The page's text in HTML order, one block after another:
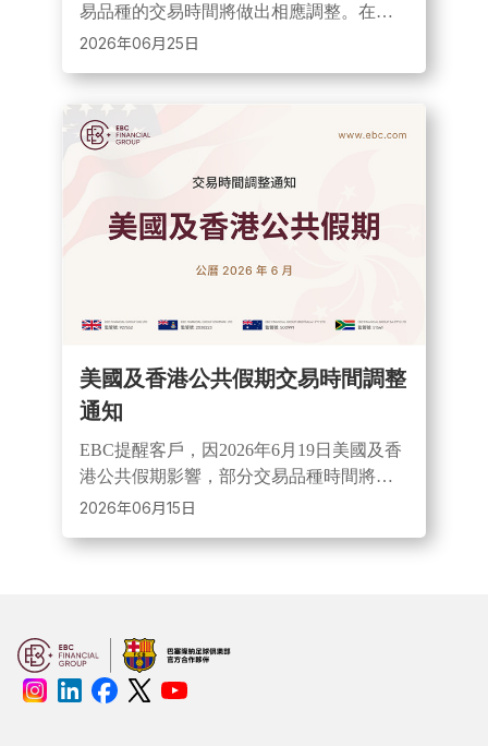
易品種的交易時間將做出相應調整。在此
期間，市場流動性可能減弱、點差或出現
2026年06月25日
美國及香港公共假期交易時間調整
通知
EBC提醒客戶，因2026年6月19日美國及香
港公共假期影響，部分交易品種時間將調
整。期間市場或出現點差擴大、流動性降
2026年06月15日